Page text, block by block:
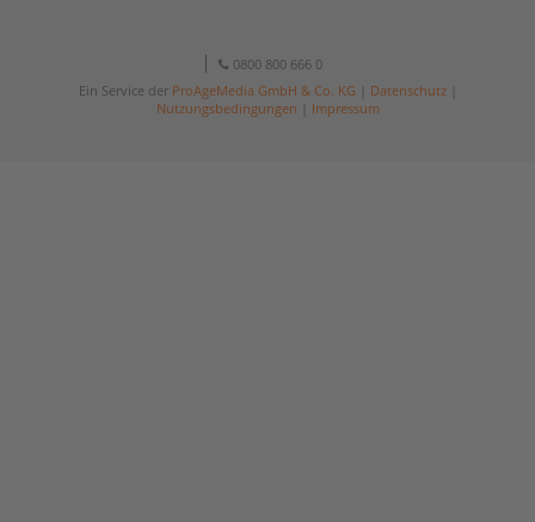
0800 800 666 0
Ein Service der ProAgeMedia GmbH & Co. KG Datenschutz|
Nutzungsbedingungen
Impressum